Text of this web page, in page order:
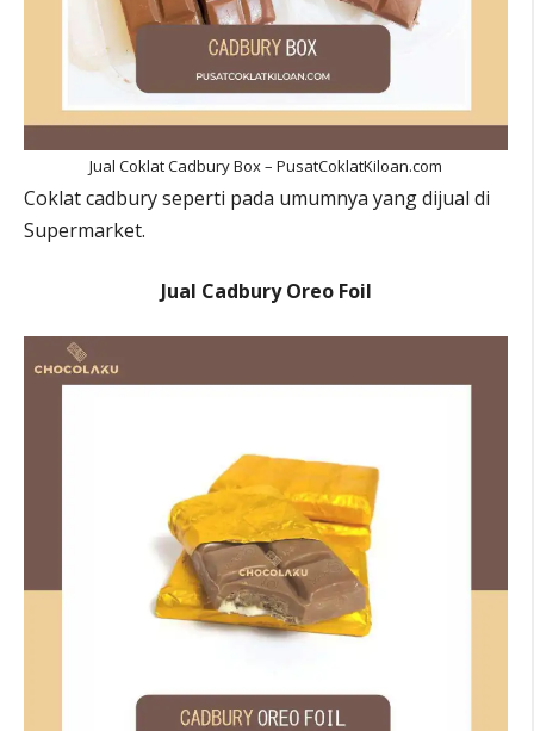
Jual Coklat Cadbury Box – PusatCoklatKiloan.com
Coklat cadbury seperti pada umumnya yang dijual di
Supermarket.
Jual Cadbury Oreo Foil